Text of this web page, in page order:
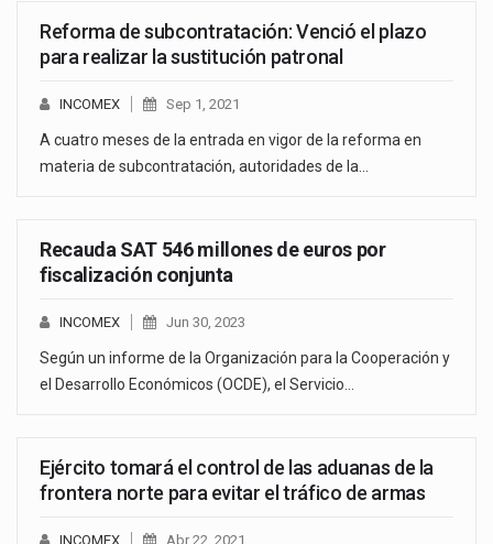
Reforma de subcontratación: Venció el plazo
para realizar la sustitución patronal
INCOMEX Sep 1, 2021
A cuatro meses de la entrada en vigor de la reforma en
materia de subcontratación, autoridades de la…
Recauda SAT 546 millones de euros por
fiscalización conjunta
INCOMEX Jun 30, 2023
Según un informe de la Organización para la Cooperación y
el Desarrollo Económicos (OCDE), el Servicio…
Ejército tomará el control de las aduanas de la
frontera norte para evitar el tráfico de armas
INCOMEX Abr 22, 2021